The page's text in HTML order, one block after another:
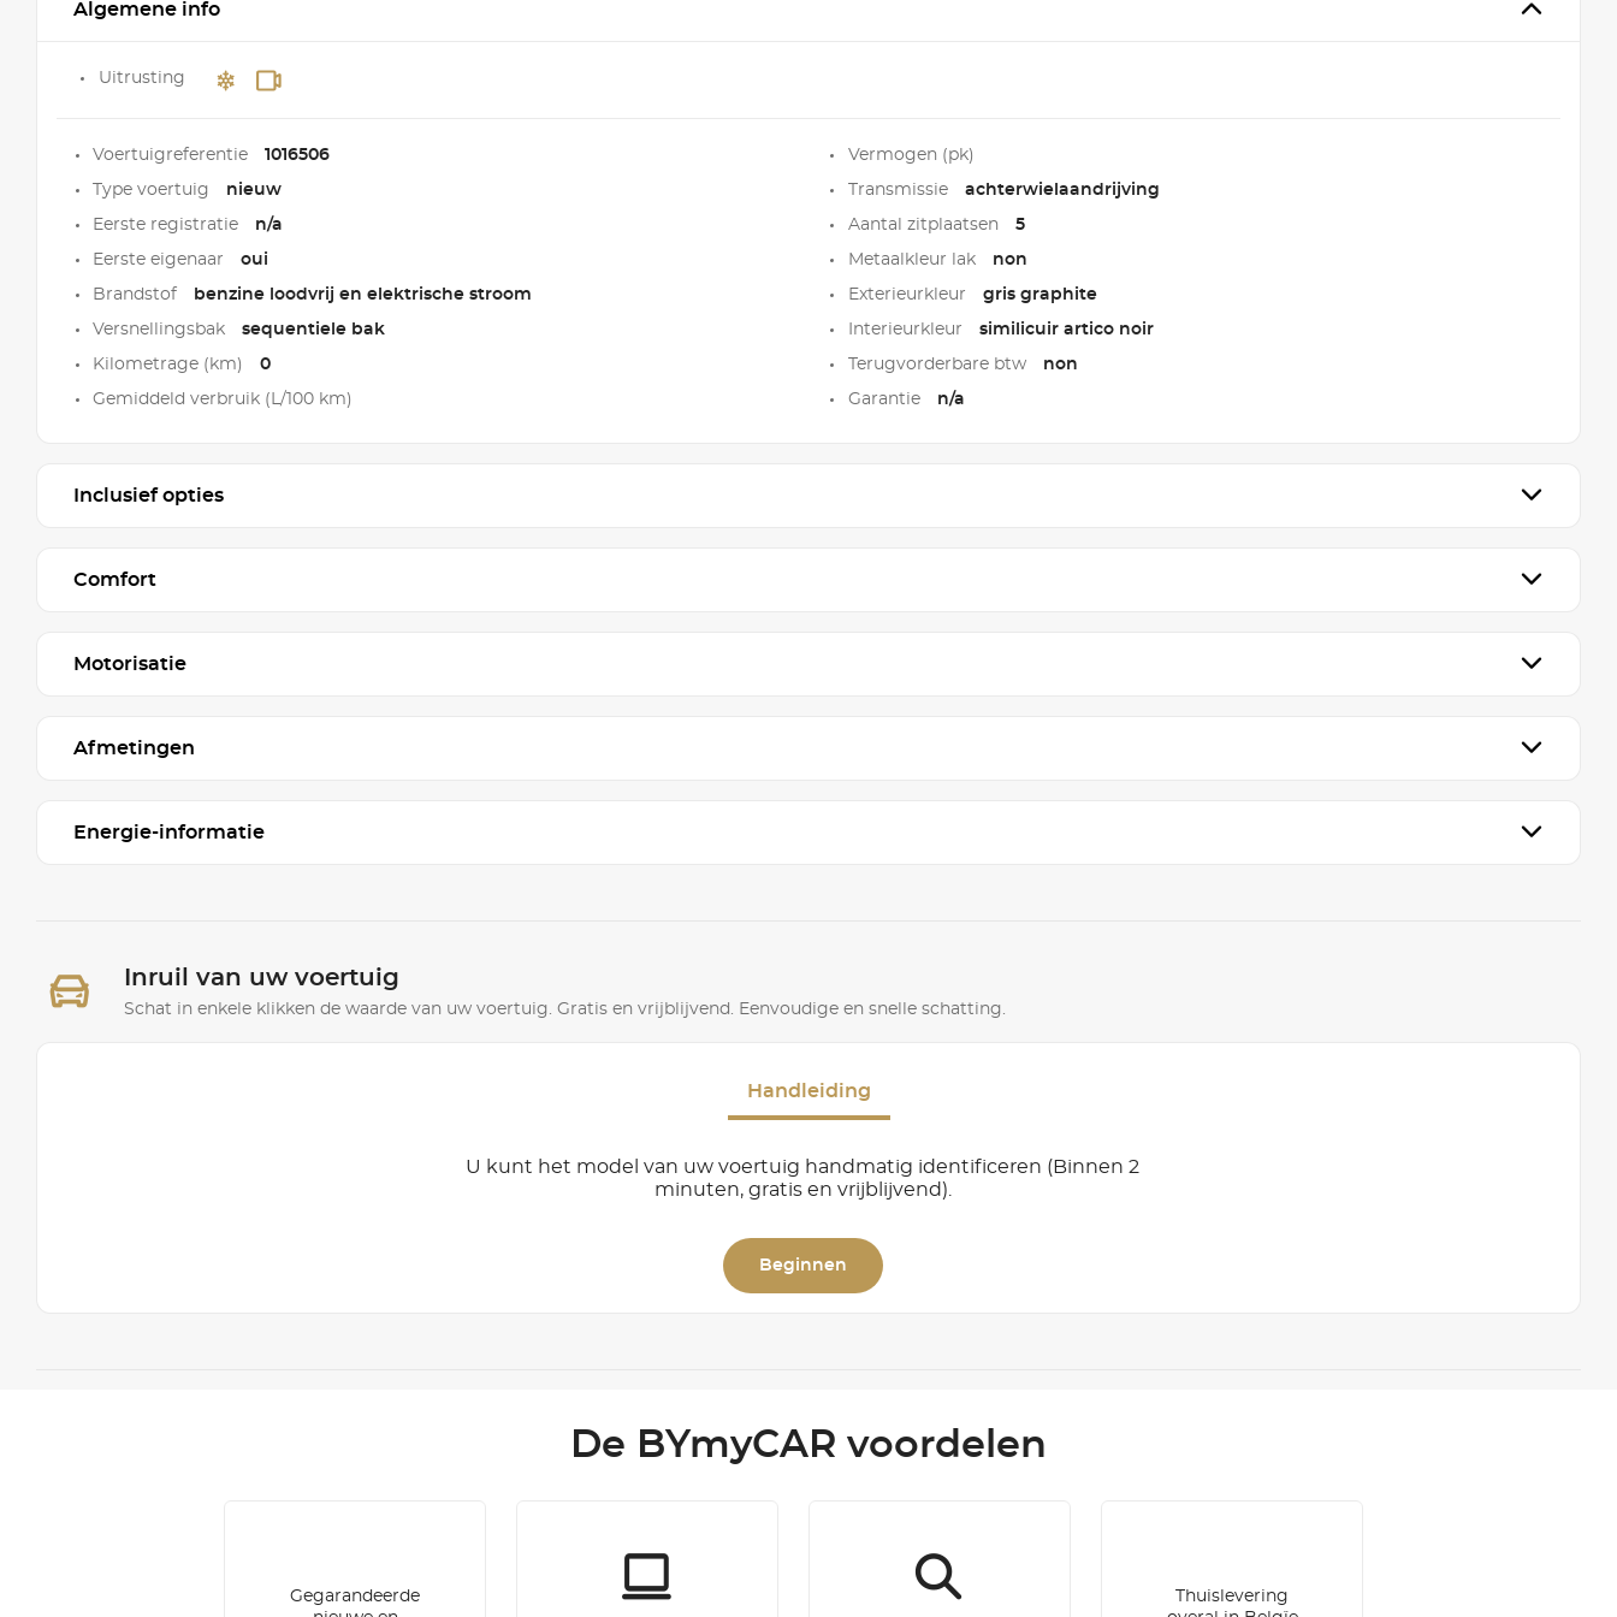
Algemene info
Uitrusting
Voertuigreferentie 1016506
Type voertuig nieuw
Eerste registratie n/a
Eerste eigenaar oui
Brandstof benzine loodvrij en elektrische stroom
Versnellingsbak sequentiele bak
Kilometrage (km) 0
Gemiddeld verbruik (L/100 km)
Vermogen (pk)
Transmissie achterwielaandrijving
Aantal zitplaatsen 5
Metaalkleur lak non
Exterieurkleur gris graphite
Interieurkleur similicuir artico noir
Terugvorderbare btw non
Garantie n/a
Inclusief opties
Comfort
Motorisatie
Afmetingen
Energie-informatie
Inruil van uw voertuig
Schat in enkele klikken de waarde van uw voertuig. Gratis en vrijblijvend. Eenvoudige en snelle schatting.
Handleiding
U kunt het model van uw voertuig handmatig identificeren (Binnen 2
minuten, gratis en vrijblijvend).
Beginnen
De BYmyCAR voordelen
Gegarandeerde
Thuislevering